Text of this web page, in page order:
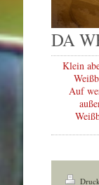
DA
Klein
Auf